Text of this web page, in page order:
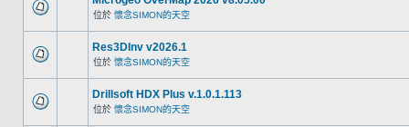
位於 懷念SIMON的天空
Res3DInv v2026.1
位於 懷念SIMON的天空
Drillsoft HDX Plus v.1.0.1.113
位於 懷念SIMON的天空